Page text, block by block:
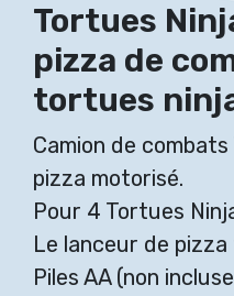
Tortues
pizza de
tortues
Camion de
pizza motorisé.
Pour 4 Tortues
Le lanceur de
Piles AA (non